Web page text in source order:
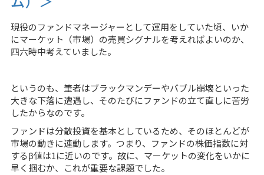
現役のファンドマネージャーとして運用をしていた頃、いか
にマーケット（市場）の売買シグナルを考えればよいのか、
四六時中考えていました。
というのも、筆者はブラックマンデーやバブル崩壊といった
大きな下落に遭遇し、そのたびにファンドの立て直しに苦労
したからなのです。
ファンドは分散投資を基本としているため、そのほとんどが
市場の動きに連動します。つまり、ファンドの株価指数に対
するβ値は1に近いのです。故に、マーケットの変化をいかに
早く掴むか、これが重要な課題でした。